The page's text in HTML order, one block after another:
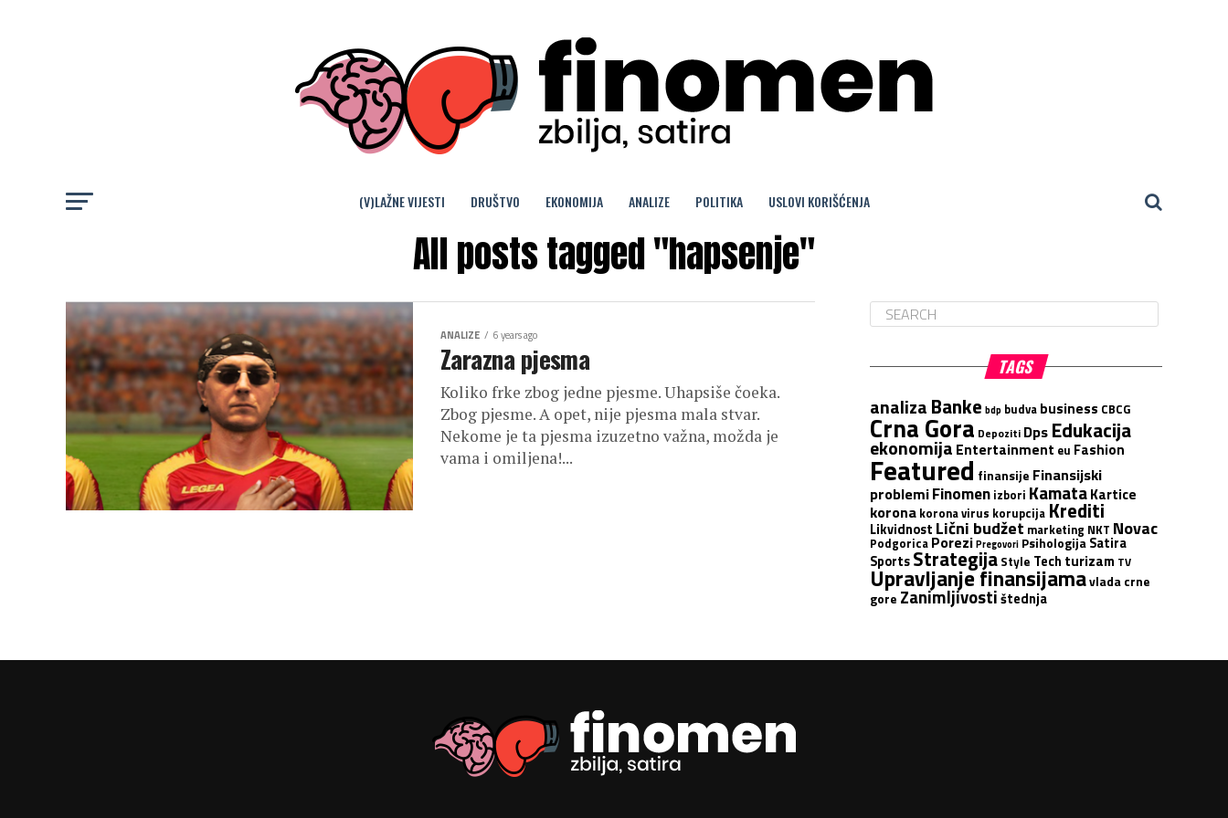
(V)LAŽNE VIJESTI DRUŠTVO EKONOMIJA ANALIZE POLITIKA USLOVI KORIŠĆENJA
All posts tagged "hapsenje"
ANALIZE 6 years ago
Zarazna pjesma
Koliko frke zbog jedne pjesme. Uhapsiše čoeka.
Zbog pjesme. A opet, nije pjesma mala stvar.
Nekome je ta pjesma izuzetno važna, možda je
vama i omiljena!...
TAGS
analiza Banke bdp budva business CBCG
Crna Gora Depoziti Dps Edukacija
ekonomija Entertainment eu Fashion
Featured finansije Finansijski
problemiFinomen izbori KamataKartice
korona korona virus korupcija Krediti
Likvidnost Lični budžet marketing NKT Novac
Podgorica PoreziPregovori Psihologija Satira
SportsStrategija Style Tech turizam TV
Upravljanje finansijamavlada crne
gore Zanimljivostištednja